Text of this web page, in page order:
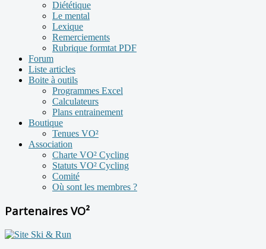
Diététique
Le mental
Lexique
Remerciements
Rubrique formtat PDF
Forum
Liste articles
Boite à outils
Programmes Excel
Calculateurs
Plans entrainement
Boutique
Tenues VO²
Association
Charte VO² Cycling
Statuts VO² Cycling
Comité
Où sont les membres ?
Partenaires VO²